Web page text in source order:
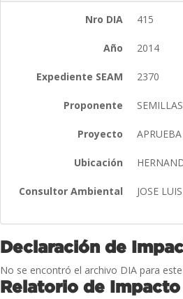
Nro DIA 415
Año 2014
Expediente SEAM 2370
Proponente
Proyecto
Ubicación
Consultor Ambiental JOSE
Declaración de
No se encontró el archivo DIA para
Relatorio de